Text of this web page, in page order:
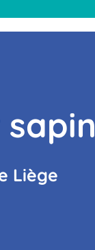
sapin
Liège